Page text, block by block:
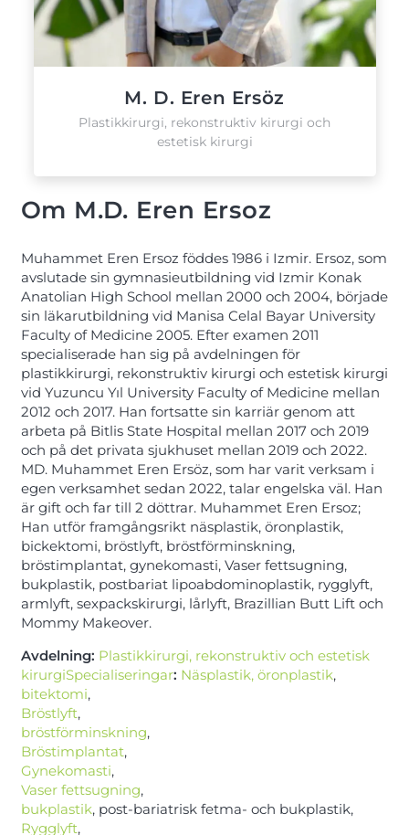
M. D. Eren Ersöz
Plastikkirurgi, rekonstruktiv kirurgi och
estetisk kirurgi
Om M.D. Eren Ersoz
Muhammet Eren Ersoz föddes 1986 i Izmir. Ersoz, som
avslutade sin gymnasieutbildning vid Izmir Konak
Anatolian High School mellan 2000 och 2004, började
sin läkarutbildning vid Manisa Celal Bayar University
Faculty of Medicine 2005. Efter examen 2011
specialiserade han sig på avdelningen för
plastikkirurgi, rekonstruktiv kirurgi och estetisk kirurgi
vid Yuzuncu Yıl University Faculty of Medicine mellan
2012 och 2017. Han fortsatte sin karriär genom att
arbeta på Bitlis State Hospital mellan 2017 och 2019
och på det privata sjukhuset mellan 2019 och 2022.
MD. Muhammet Eren Ersöz, som har varit verksam i
egen verksamhet sedan 2022, talar engelska väl. Han
är gift och far till 2 döttrar. Muhammet Eren Ersoz;
Han utför framgångsrikt näsplastik, öronplastik,
bickektomi, bröstlyft, bröstförminskning,
bröstimplantat, gynekomasti, Vaser fettsugning,
bukplastik, postbariat lipoabdominoplastik, rygglyft,
armlyft, sexpackskirurgi, lårlyft, Brazillian Butt Lift och
Mommy Makeover.
Avdelning: Plastikkirurgi, rekonstruktiv och estetisk
kirurgiSpecialiseringar: Näsplastik, öronplastik,
bitektomi,
Bröstlyft,
bröstförminskning,
Bröstimplantat,
Gynekomasti,
Vaser fettsugning,
bukplastik, post-bariatrisk fetma- och bukplastik,
Rygglyft,